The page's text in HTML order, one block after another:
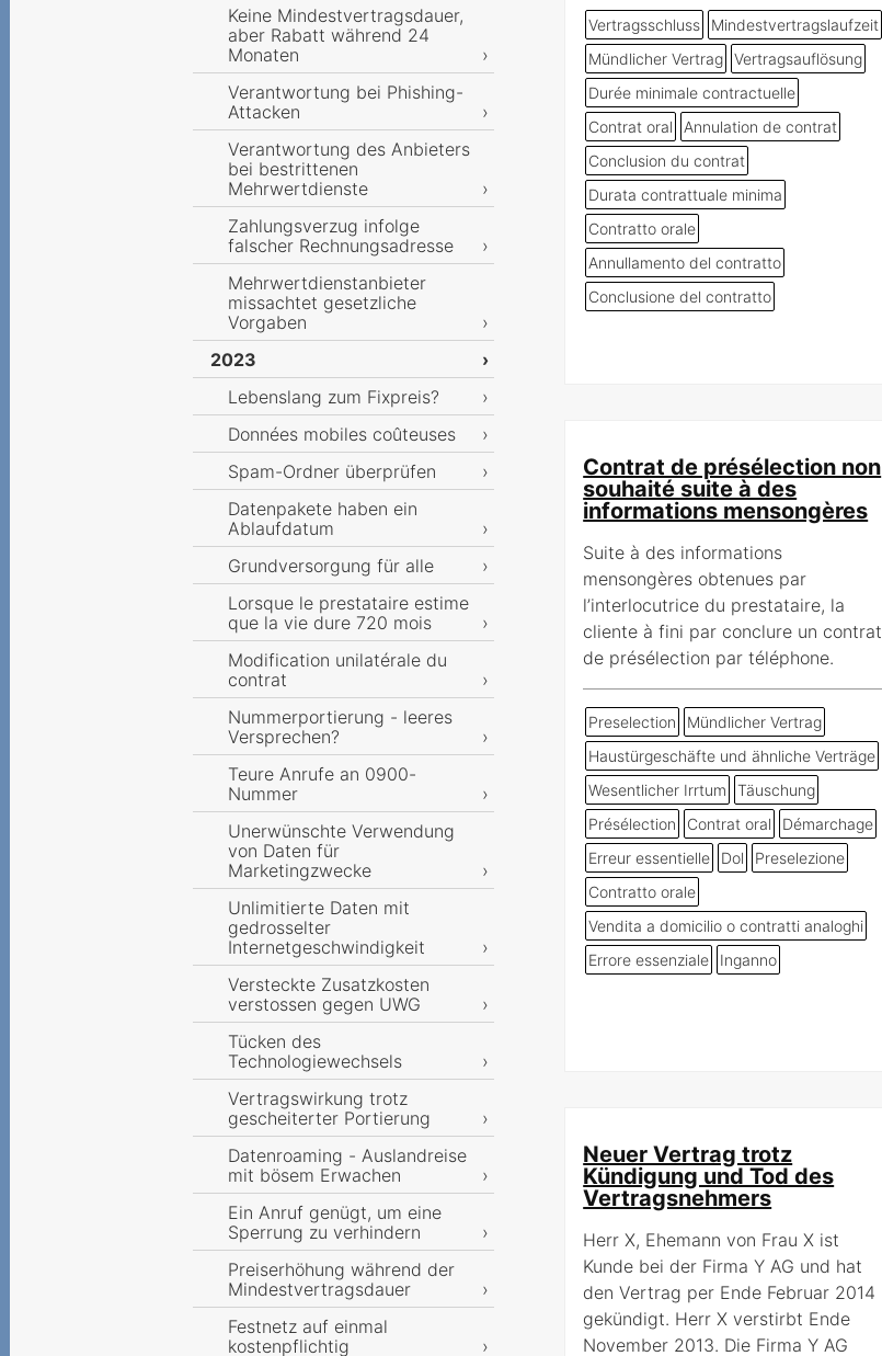
Vertragsschluss
Mindestvertragslaufzeit
Mündlicher Vertrag Vertragsauflösung
Durée minimale contractuelle
Contrat oral
Annulation de contrat
Conclusion du contrat
Durata contrattuale minima
Contratto orale
Annullamento del contratto
Conclusione del contratto
Contrat de présélection non
souhaité suite à des
informations mensongères
Suite à des informations
mensongères obtenues par
l’interlocutrice du prestataire, la
cliente à fini par conclure un contrat
de présélection par téléphone.
Preselection
Mündlicher Vertrag
Haustürgeschäfte und ähnliche Verträge
Wesentlicher Irrtum
Täuschung
Présélection
Contrat oral
Démarchage
Erreur essentielle
Dol
Preselezione
Contratto orale
Vendita a domicilio o contratti analoghi
Errore essenziale
Inganno
Neuer Vertrag trotz
Kündigung und Tod des
Vertragsnehmers
Herr X, Ehemann von Frau X ist
Kunde bei der Firma Y AG und hat
den Vertrag per Ende Februar 2014
gekündigt. Herr X verstirbt Ende
November 2013. Die Firma Y AG
Keine Mindestvertragsdauer,
aber Rabatt während 24
Monaten
Verantwortung bei Phishing-
Attacken
Verantwortung des Anbieters
bei bestrittenen
Mehrwertdienste
Zahlungsverzug infolge
falscher Rechnungsadresse
Mehrwertdienstanbieter
missachtet gesetzliche
Vorgaben
2023
Lebenslang zum Fixpreis?
Données mobiles coûteuses
Spam-Ordner überprüfen
Datenpakete haben ein
Ablaufdatum
Grundversorgung für alle
Lorsque le prestataire estime
que la vie dure 720 mois
Modification unilatérale du
contrat
Nummerportierung - leeres
Versprechen?
Teure Anrufe an 0900-
Nummer
Unerwünschte Verwendung
von Daten für
Marketingzwecke
Unlimitierte Daten mit
gedrosselter
Internetgeschwindigkeit
Versteckte Zusatzkosten
verstossen gegen UWG
Tücken des
Technologiewechsels
Vertragswirkung trotz
gescheiterter Portierung
Datenroaming - Auslandreise
mit bösem Erwachen
Ein Anruf genügt, um eine
Sperrung zu verhindern
Preiserhöhung während der
Mindestvertragsdauer
Festnetz auf einmal
kostenpflichtig